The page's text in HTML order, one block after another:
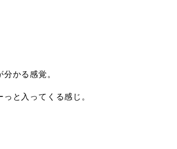
かる感覚。
と入ってくる感じ。